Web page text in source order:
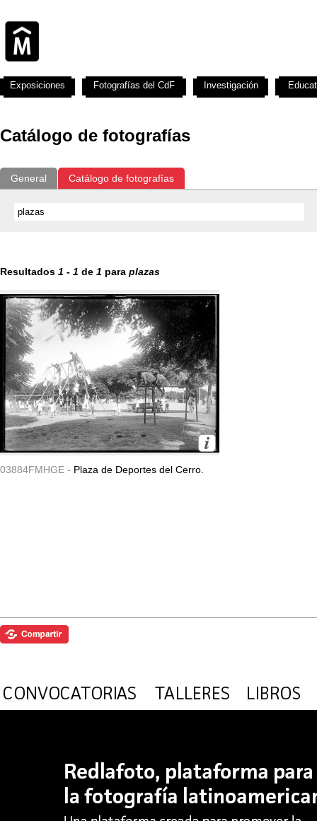
Catálogo de fotografías
General Catálogo de fotografías
Resultados 1 - 1 de 1 para plazas
03884FMHGE - Plaza de Deportes del Cerro.
Exposiciones Fotografías del CdF Investigación